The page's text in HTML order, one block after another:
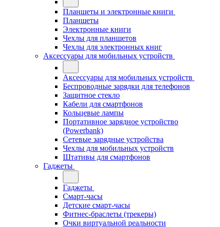
Планшеты и электронные книги
Планшеты
Электронные книги
Чехлы для планшетов
Чехлы для электронных книг
Аксессуары для мобильных устройств
Аксессуары для мобильных устройств
Беспроводные зарядки для телефонов
Защитное стекло
Кабели для смартфонов
Кольцевые лампы
Портативное зарядное устройство
(Powerbank)
Сетевые зарядные устройства
Чехлы для мобильных устройств
Штативы для смартфонов
Гаджеты
Гаджеты
Смарт-часы
Детские смарт-часы
Фитнес-браслеты (трекеры)
Очки виртуальной реальности